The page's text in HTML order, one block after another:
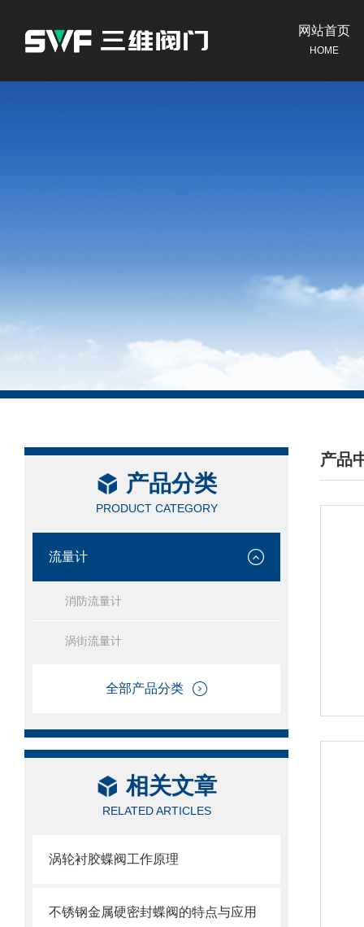
网站首页
HOME
产品分类
PRODUCT CATEGORY
流量计
消防流量计
涡街流量计
全部产品分类
相关文章
RELATED ARTICLES
涡轮衬胶蝶阀工作原理
不锈钢金属硬密封蝶阀的特点与应用
产品
/